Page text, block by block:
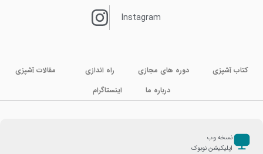
Instagram
کتاب آشپزی دوره های مجازی راه اندازی
مقالات آشپزی
درباره ما
اینستاگرام
نسخه وب
اپلیکیشن نوبوک